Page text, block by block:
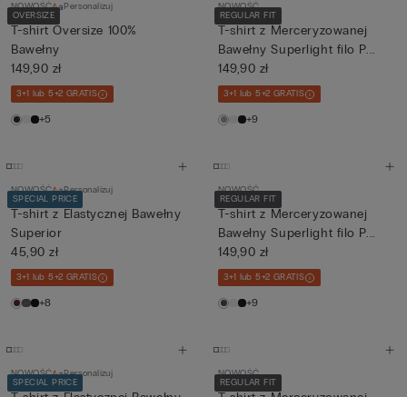
OVERSIZE
NOWOŚĆ Personalizuj
T-shirt Oversize 100%
Bawełny
149,90 zł
3+1 lub 5+2 GRATIS
+5
REGULAR FIT
NOWOŚĆ
T-shirt z Merceryzowanej
Bawełny Superlight filo P...
149,90 zł
3+1 lub 5+2 GRATIS
+9
SPECIAL PRICE
NOWOŚĆ Personalizuj
T-shirt z Elastycznej Bawełny
Superior
45,90 zł
3+1 lub 5+2 GRATIS
+8
REGULAR FIT
NOWOŚĆ
T-shirt z Merceryzowanej
Bawełny Superlight filo P...
149,90 zł
3+1 lub 5+2 GRATIS
+9
SPECIAL PRICE
NOWOŚĆ Personalizuj
REGULAR FIT
NOWOŚĆ